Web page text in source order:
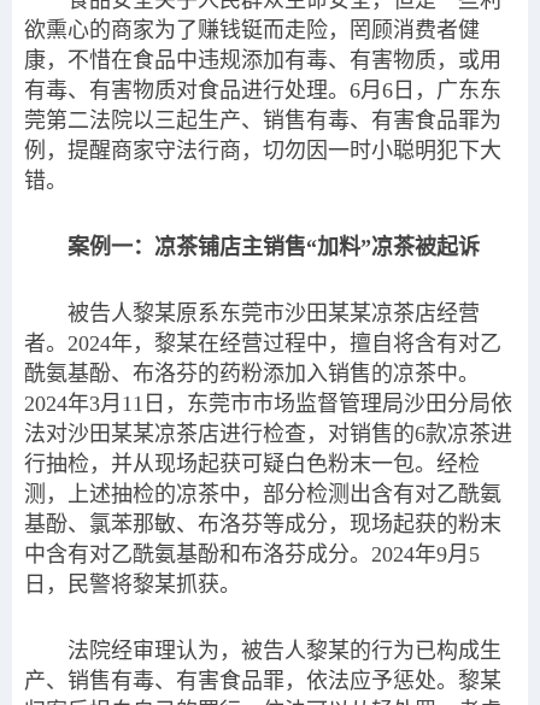
欲熏心的商家为了赚钱铤而走险，罔顾消费者健
康，不惜在食品中违规添加有毒、有害物质，或用
有毒、有害物质对食品进行处理。6月6日，广东东
莞第二法院以三起生产、销售有毒、有害食品罪为
例，提醒商家守法行商，切勿因一时小聪明犯下大
错。
案例一：凉茶铺店主销售“加料”凉茶被起诉
被告人黎某原系东莞市沙田某某凉茶店经营
者。2024年，黎某在经营过程中，擅自将含有对乙
酰氨基酚、布洛芬的药粉添加入销售的凉茶中。
2024年3月11日，东莞市市场监督管理局沙田分局依
法对沙田某某凉茶店进行检查，对销售的6款凉茶进
行抽检，并从现场起获可疑白色粉末一包。经检
测，上述抽检的凉茶中，部分检测出含有对乙酰氨
基酚、氯苯那敏、布洛芬等成分，现场起获的粉末
中含有对乙酰氨基酚和布洛芬成分。2024年9月5
日，民警将黎某抓获。
法院经审理认为，被告人黎某的行为已构成生
产、销售有毒、有害食品罪，依法应予惩处。黎某